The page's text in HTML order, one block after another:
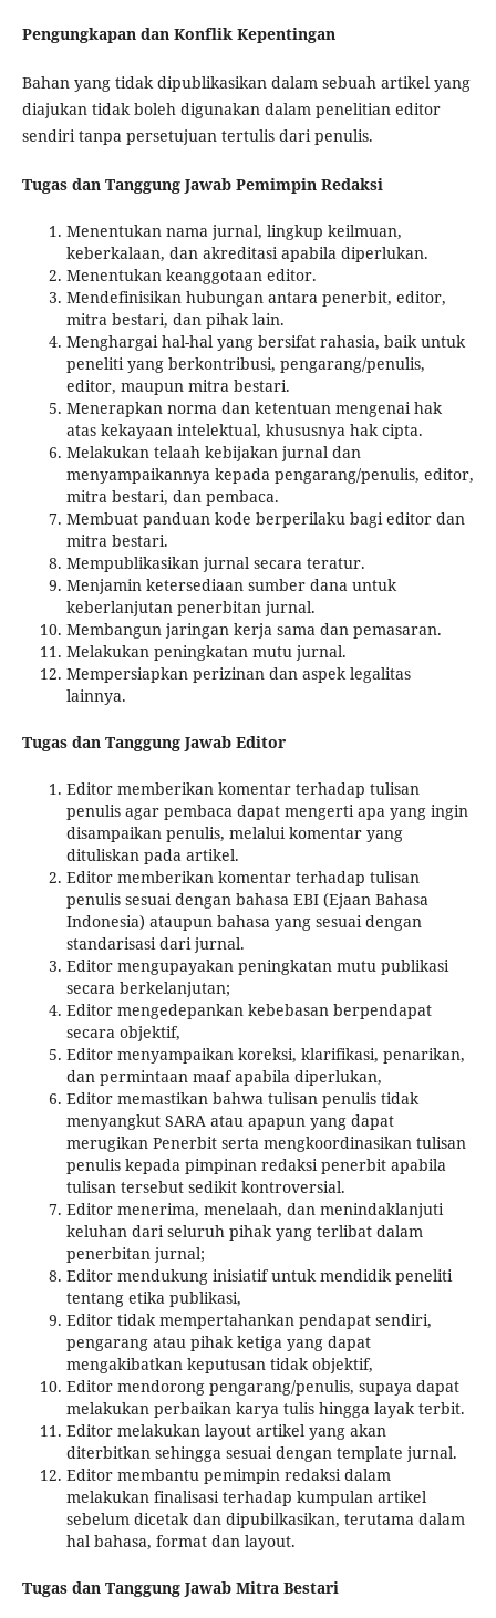
Pengungkapan dan Konflik Kepentingan
Bahan yang tidak dipublikasikan dalam sebuah artikel yang
diajukan tidak boleh digunakan dalam penelitian editor
sendiri tanpa persetujuan tertulis dari penulis.
Tugas dan Tanggung Jawab Pemimpin Redaksi
Menentukan nama jurnal, lingkup keilmuan,
keberkalaan, dan akreditasi apabila diperlukan.
Menentukan keanggotaan editor.
Mendefinisikan hubungan antara penerbit, editor,
mitra bestari, dan pihak lain.
Menghargai hal-hal yang bersifat rahasia, baik untuk
peneliti yang berkontribusi, pengarang/penulis,
editor, maupun mitra bestari.
Menerapkan norma dan ketentuan mengenai hak
atas kekayaan intelektual, khususnya hak cipta.
Melakukan telaah kebijakan jurnal dan
menyampaikannya kepada pengarang/penulis, editor,
mitra bestari, dan pembaca.
Membuat panduan kode berperilaku bagi editor dan
mitra bestari.
Mempublikasikan jurnal secara teratur.
Menjamin ketersediaan sumber dana untuk
keberlanjutan penerbitan jurnal.
Membangun jaringan kerja sama dan pemasaran.
Melakukan peningkatan mutu jurnal.
Mempersiapkan perizinan dan aspek legalitas
lainnya.
Tugas dan Tanggung Jawab Editor
Editor memberikan komentar terhadap tulisan
penulis agar pembaca dapat mengerti apa yang ingin
disampaikan penulis, melalui komentar yang
dituliskan pada artikel.
Editor memberikan komentar terhadap tulisan
penulis sesuai dengan bahasa EBI (Ejaan Bahasa
Indonesia) ataupun bahasa yang sesuai dengan
standarisasi dari jurnal.
Editor mengupayakan peningkatan mutu publikasi
secara berkelanjutan;
Editor mengedepankan kebebasan berpendapat
secara objektif,
Editor menyampaikan koreksi, klarifikasi, penarikan,
dan permintaan maaf apabila diperlukan,
Editor memastikan bahwa tulisan penulis tidak
menyangkut SARA atau apapun yang dapat
merugikan Penerbit serta mengkoordinasikan tulisan
penulis kepada pimpinan redaksi penerbit apabila
tulisan tersebut sedikit kontroversial.
Editor menerima, menelaah, dan menindaklanjuti
keluhan dari seluruh pihak yang terlibat dalam
penerbitan jurnal;
Editor mendukung inisiatif untuk mendidik peneliti
tentang etika publikasi,
Editor tidak mempertahankan pendapat sendiri,
pengarang atau pihak ketiga yang dapat
mengakibatkan keputusan tidak objektif,
Editor mendorong pengarang/penulis, supaya dapat
melakukan perbaikan karya tulis hingga layak terbit.
Editor melakukan layout artikel yang akan
diterbitkan sehingga sesuai dengan template jurnal.
Editor membantu pemimpin redaksi dalam
melakukan finalisasi terhadap kumpulan artikel
sebelum dicetak dan dipubilkasikan, terutama dalam
hal bahasa, format dan layout.
Tugas dan Tanggung Jawab Mitra Bestari